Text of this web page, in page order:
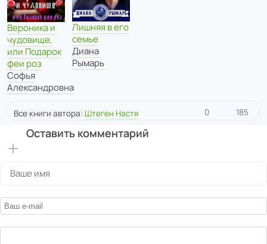
Вероника и
чудовище,
или Подарок
феи роз
Софья
Александровна
Лишняя в его
семье
Диана
Рымарь
Все книги автора: Штеген Настя 0 185
Оставить комментарий